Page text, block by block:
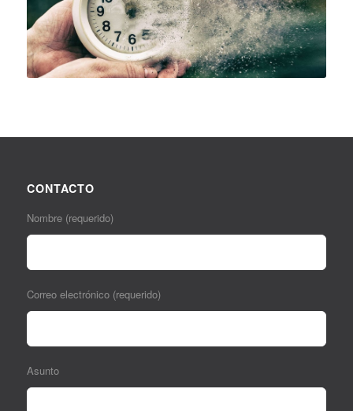
CONTACTO
Nombre (requerido)
Correo electrónico (requerido)
Asunto